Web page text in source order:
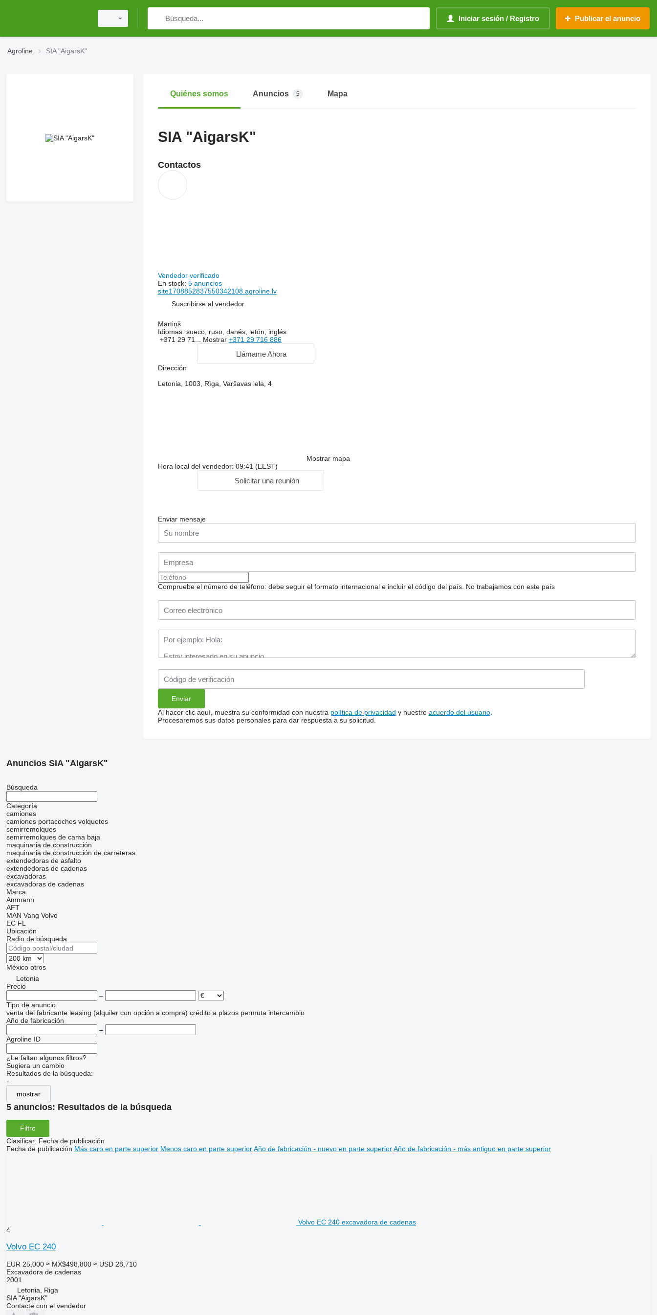
Iniciar sesión / Registro Publicar el anuncio
Agroline SIA "AigarsK"
Quiénes somos Anuncios 5 Mapa
SIA "AigarsK"
Contactos
Vendedor verificado
En stock: 5 anuncios
site1708852837550342108.agroline.lv
Suscribirse al vendedor
Mārtiņš
Idiomas: sueco, ruso, danés, letón, inglés
+371 29 71... Mostrar +371 29 716 886
Llámame Ahora
Dirección
Letonia, 1003, Rīga, Varšavas iela, 4
Mostrar mapa
Hora local del vendedor: 09:41 (EEST)
Solicitar una reunión
Enviar mensaje
Compruebe el número de teléfono: debe seguir el formato internacional e incluir el código del país. No trabajamos con este país
Al hacer clic aquí, muestra su conformidad con nuestra política de privacidad y nuestro acuerdo del usuario.
Procesaremos sus datos personales para dar respuesta a su solicitud.
Anuncios SIA "AigarsK"
Búsqueda
Categoría
camiones
camiones portacoches volquetes
semirremolques
semirremolques de cama baja
maquinaria de construcción
maquinaria de construcción de carreteras
extendedoras de asfalto
extendedoras de cadenas
excavadoras
excavadoras de cadenas
Marca
Ammann
AFT
MAN Vang Volvo
EC FL
Ubicación
Radio de búsqueda
México otros
Letonia
Precio
–
Tipo de anuncio
venta del fabricante leasing (alquiler con opción a compra) crédito a plazos permuta intercambio
Año de fabricación
–
Agroline ID
¿Le faltan algunos filtros?
Sugiera un cambio
Resultados de la búsqueda:
-
mostrar
5 anuncios: Resultados de la búsqueda
Filtro
Clasificar: Fecha de publicación
Fecha de publicación Más caro en parte superior Menos caro en parte superior Año de fabricación - nuevo en parte superior Año de fabricación - más antiguo en parte superior
Volvo EC 240 excavadora de cadenas
4
Volvo EC 240
EUR 25,000 ≈ MX$498,800 ≈ USD 28,710
Excavadora de cadenas
2001
Letonia, Riga
SIA "AigarsK"
Contacte con el vendedor